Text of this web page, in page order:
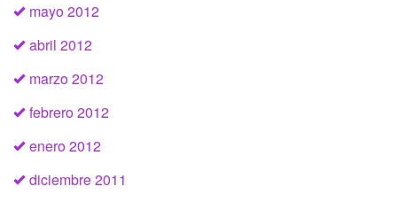
mayo 2012
abril 2012
marzo 2012
febrero 2012
enero 2012
diciembre 2011